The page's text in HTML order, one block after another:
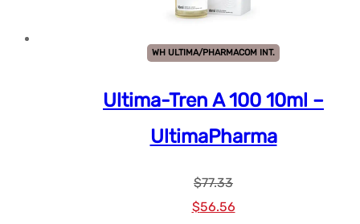
WH ULTIMA/PHARMACOM INT.
Ultima-Tren A 100 10ml –
UltimaPharma
$77.33
El
$56.56El